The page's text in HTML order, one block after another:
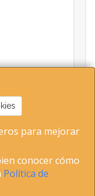
para mejorar
conocer cómo
Política de
C.I.F-